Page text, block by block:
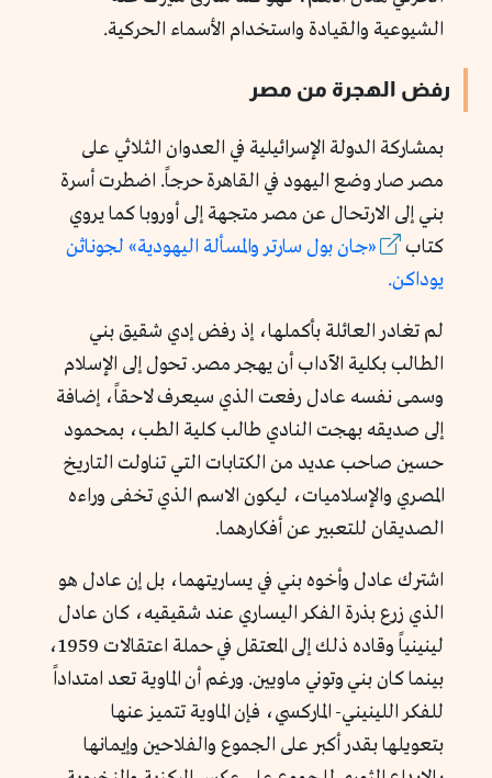
الشيوعية والقيادة واستخدام الأسماء الحركية.
رفض الهجرة من مصر
بمشاركة الدولة الإسرائيلية في العدوان الثلاثي على
مصر صار وضع اليهود في القاهرة حرجاً. اضطرت أسرة
بني إلى الارتحال عن مصر متجهة إلى أوروبا كما يروي
كتاب
«جان بول سارتر والمسألة اليهودية» لجوناثن
يوداكن.
لم تغادر العائلة بأكملها، إذ رفض إدي شقيق بني
الطالب بكلية الآداب أن يهجر مصر. تحول إلى الإسلام
وسمى نفسه عادل رفعت الذي سيعرف لاحقاً، إضافة
إلى صديقه بهجت النادي طالب كلية الطب، بمحمود
حسين صاحب عديد من الكتابات التي تناولت التاريخ
المصري والإسلاميات، ليكون الاسم الذي تخفى وراءه
الصديقان للتعبير عن أفكارهما.
اشترك عادل وأخوه بني في يساريتهما، بل إن عادل هو
الذي زرع بذرة الفكر اليساري عند شقيقيه، كان عادل
لينينياً وقاده ذلك إلى المعتقل في حملة اعتقالات 1959،
بينما كان بني وتوني ماويين. ورغم أن الماوية تعد امتداداً
للفكر اللينيني- الماركسي، فإن الماوية تتميز عنها
بتعويلها بقدر أكبر على الجموع والفلاحين وإيمانها